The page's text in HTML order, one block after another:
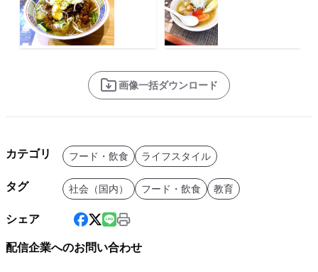
画像一括ダウンロード
カテゴリ フード・飲食 ライフスタイル
タグ 社会（国内） フード・飲食 教育
シェア
配信企業へのお問い合わせ